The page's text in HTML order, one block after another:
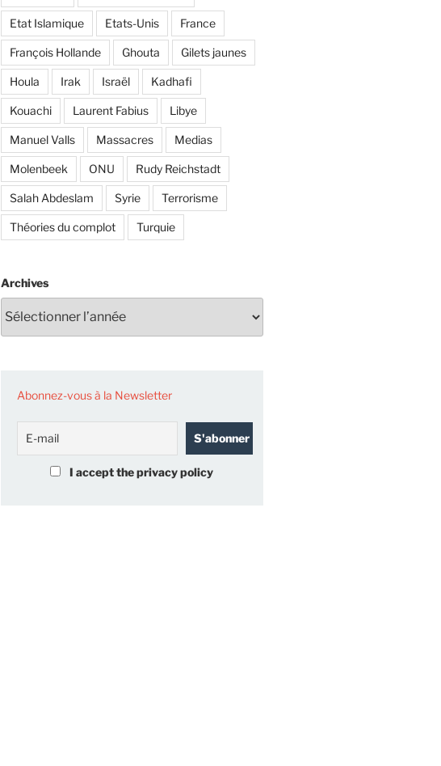
Etat Islamique Etats-Unis France
François Hollande Ghouta Gilets jaunes
Houla Irak Israël Kadhafi
Kouachi Laurent Fabius Libye
Manuel Valls Massacres Medias
Molenbeek ONU Rudy Reichstadt
Salah Abdeslam Syrie Terrorisme
Théories du complot Turquie
Archives
Abonnez-vous à la Newsletter
I accept the privacy policy